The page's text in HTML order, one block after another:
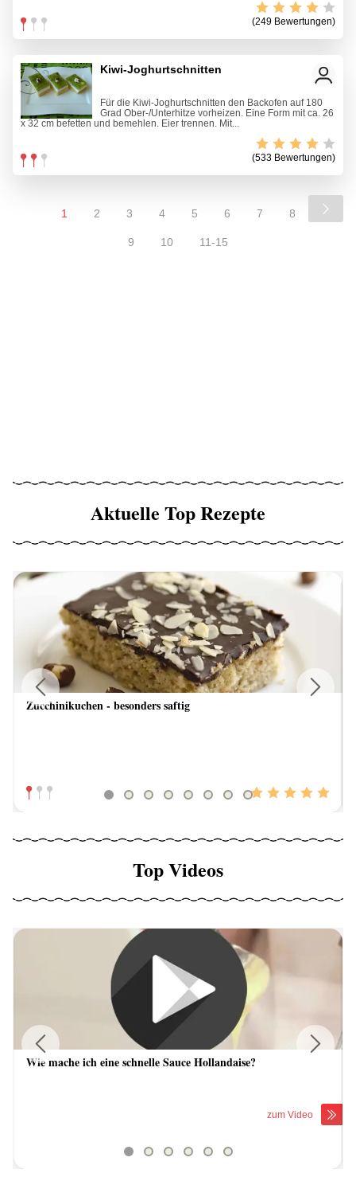
(249 Bewertungen)
Kiwi-Joghurtschnitten
Für die Kiwi-Joghurtschnitten den Backofen auf 180
Grad Ober-/Unterhitze vorheizen. Eine Form mit ca. 26
x 32 cm befetten und bemehlen. Eier trennen. Mit...
(533 Bewertungen)
1 2 3 4 5 6 7 8
9 10 11-15
Aktuelle Top Rezepte
Zucchinikuchen - besonders saftig
Previous
Top Videos
Wie mache ich eine schnelle Sauce Hollandaise?
zum Video
Previous